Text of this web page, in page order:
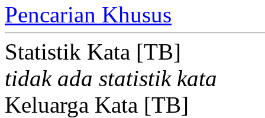
Pencarian Khusus
Statistik Kata [TB]
tidak ada statistik kata
Keluarga Kata [TB]